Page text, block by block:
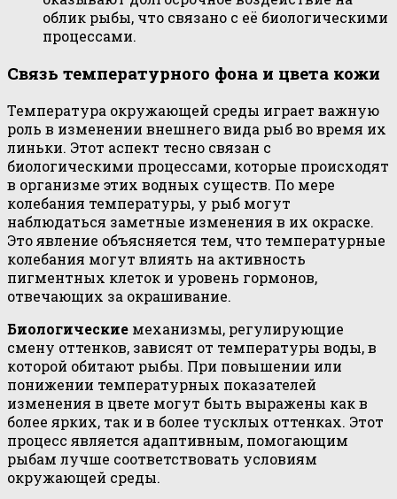
облик рыбы, что связано с её биологическими
процессами.
Связь температурного фона и цвета кожи
Температура окружающей среды играет важную
роль в изменении внешнего вида рыб во время их
линьки. Этот аспект тесно связан с
биологическими процессами, которые происходят
в организме этих водных существ. По мере
колебания температуры, у рыб могут
наблюдаться заметные изменения в их окраске.
Это явление объясняется тем, что температурные
колебания могут влиять на активность
пигментных клеток и уровень гормонов,
отвечающих за окрашивание.
Биологические механизмы, регулирующие
смену оттенков, зависят от температуры воды, в
которой обитают рыбы. При повышении или
понижении температурных показателей
изменения в цвете могут быть выражены как в
более ярких, так и в более тусклых оттенках. Этот
процесс является адаптивным, помогающим
рыбам лучше соответствовать условиям
окружающей среды.